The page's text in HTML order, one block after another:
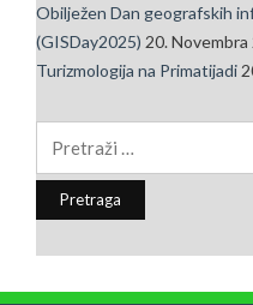
Obilježen Dan geografskih
(GISDay2025) 20. Novembra
Turizmologija na Primatijadi